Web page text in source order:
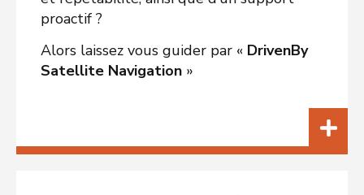
proactif ?
Alors laissez vous guider par « DrivenBy
Satellite Navigation »